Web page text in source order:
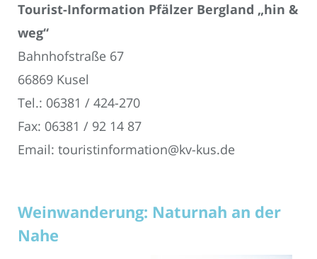
Tourist-Information Pfälzer Bergland „hin &
weg“
Bahnhofstraße 67
66869 Kusel
Tel.: 06381 / 424-270
Fax: 06381 / 92 14 87
Email: touristinformation@kv-kus.de
Weinwanderung: Naturnah an der
Nahe